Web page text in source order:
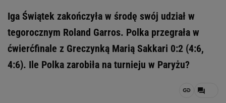
Iga Świątek zakończyła w środę swój udział w
tegorocznym Roland Garros. Polka przegrała w
ćwierćfinale z Greczynką Marią Sakkari 0:2 (4:6,
4:6). Ile Polka zarobiła na turnieju w Paryżu?